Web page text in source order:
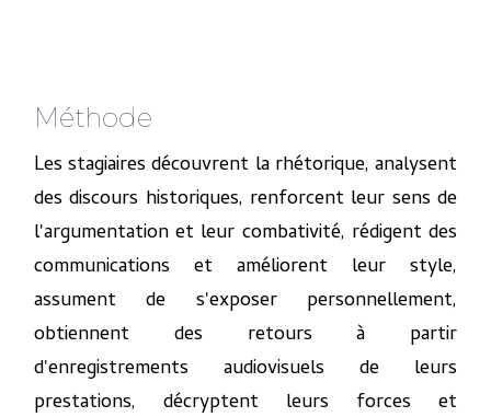
Méthode
Les stagiaires découvrent la rhétorique, analysent
des discours historiques, renforcent leur sens de
l'argumentation et leur combativité, rédigent des
communications et améliorent leur style,
assument de s'exposer personnellement,
obtiennent des retours à partir
d'enregistrements audiovisuels de leurs
prestations, décryptent leurs forces et